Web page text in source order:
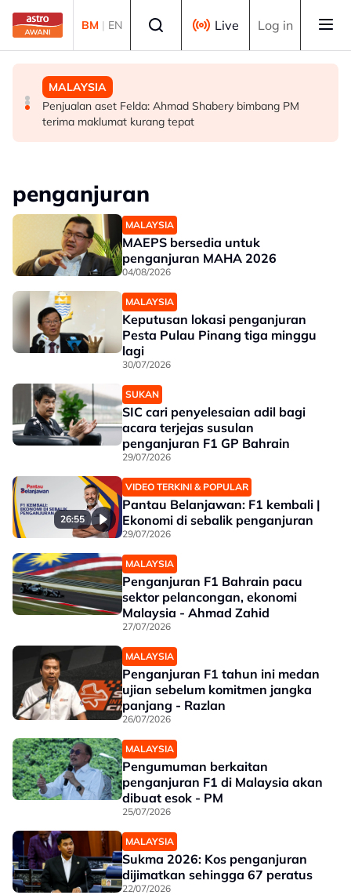
Skip to main content
BM | EN Live Log in
MALAYSIA
PM beri komitmen persempadanan DUN Sarawak, minta
laporan SPR - Fahmi
SUKAN
Final Masters Korea: Eksperimen berjaya, beregu
'scratch pair' negara muncul juara!
MALAYSIA
Penjualan aset Felda: Ahmad Shabery bimbang PM
terima maklumat kurang tepat
penganjuran
MALAYSIA
MAEPS bersedia untuk
penganjuran MAHA 2026
04/08/2026
MALAYSIA
Keputusan lokasi penganjuran
Pesta Pulau Pinang tiga minggu
lagi
30/07/2026
SUKAN
SIC cari penyelesaian adil bagi
acara terjejas susulan
penganjuran F1 GP Bahrain
29/07/2026
26:55
VIDEO TERKINI & POPULAR
Pantau Belanjawan: F1 kembali |
Ekonomi di sebalik penganjuran
29/07/2026
MALAYSIA
Penganjuran F1 Bahrain pacu
sektor pelancongan, ekonomi
Malaysia - Ahmad Zahid
27/07/2026
MALAYSIA
Penganjuran F1 tahun ini medan
ujian sebelum komitmen jangka
panjang - Razlan
26/07/2026
MALAYSIA
Pengumuman berkaitan
penganjuran F1 di Malaysia akan
dibuat esok - PM
25/07/2026
MALAYSIA
Sukma 2026: Kos penganjuran
dijimatkan sehingga 67 peratus
22/07/2026